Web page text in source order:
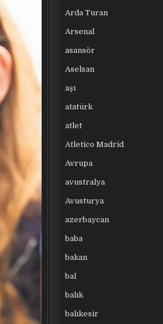
Arda Turan
Arsenal
asansör
Aselsan
aşı
atatürk
atlet
Atletico Madrid
Avrupa
avustralya
Avusturya
azerbaycan
baba
bakan
bal
balık
balıkesir